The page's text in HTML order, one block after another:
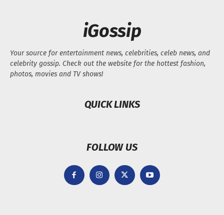
iGossip
Your source for entertainment news, celebrities, celeb news, and
celebrity gossip. Check out the website for the hottest fashion,
photos, movies and TV shows!
QUICK LINKS
FOLLOW US